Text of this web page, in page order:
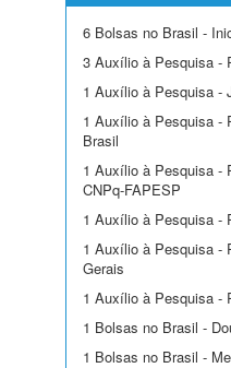
6 Bolsas no Brasil -
3 Auxílio à Pesquisa -
1 Auxílio à Pesquisa -
1 Auxílio à Pesquisa -
Brasil
1 Auxílio à Pesquisa -
CNPq-FAPESP
1 Auxílio à Pesquisa -
1 Auxílio à Pesquisa -
Gerais
1 Auxílio à Pesquisa -
1 Bolsas no Brasil -
1 Bolsas no Brasil -